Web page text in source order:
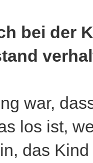
bei der
war,
los ist,
das